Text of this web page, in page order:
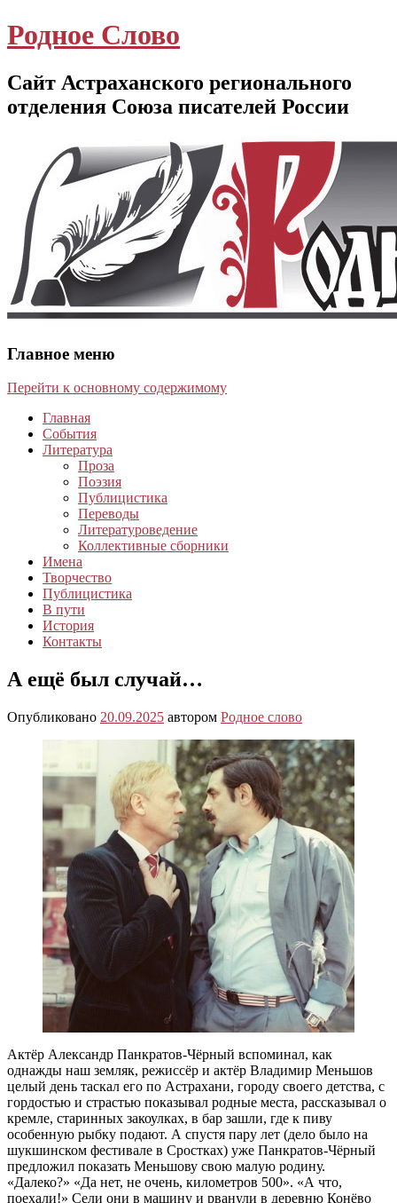
Родное Слово
Сайт Астраханского регионального
отделения Союза писателей России
Главное меню
Перейти к основному содержимому
Главная
События
Литература
Проза
Поэзия
Публицистика
Переводы
Литературоведение
Коллективные сборники
Имена
Творчество
Публицистика
В пути
История
Контакты
А ещё был случай…
Опубликовано 20.09.2025 автором Родное слово
Актёр Александр Панкратов-Чёрный вспоминал, как
однажды наш земляк, режиссёр и актёр Владимир Меньшов
целый день таскал его по Астрахани, городу своего детства, с
гордостью и страстью показывал родные места, рассказывал о
кремле, старинных закоулках, в бар зашли, где к пиву
особенную рыбку подают. А спустя пару лет (дело было на
шукшинском фестивале в Сростках) уже Панкратов-Чёрный
предложил показать Меньшову свою малую родину.
«Далеко?» «Да нет, не очень, километров 500». «А что,
поехали!» Сели они в машину и рванули в деревню Конёво